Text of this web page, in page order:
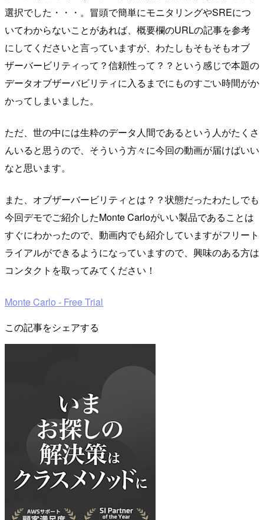
選択でした・・・。冒頭で簡単にモニタリングやSREにつ
いてわからないことがあれば、概要欄のURLの記事を参考
にしてくださいと言っていますが、わたしもそもそもオブ
ザーバービリティって？信頼性って？？という感じで本題の
データオブザーバビリティに入るまでにものすごい時間がか
かってしまいました。
ただ、世の中には生粋のデータ人間であるという人がたくさ
んいると思うので、そういう方々に今回の動画が届けばいい
なと思います。
また、オブザーバービリティとは？？状態だったわたしでも
今回デモでご紹介したMonte Carloがいい製品であることは
すぐにわかったので、動画内でも紹介していますがフリート
ライアルができるようになっていますので、興味のある方は
コンタクトを取ってみてください！
Monte Carlo - Free Trial
この記事をシェアする